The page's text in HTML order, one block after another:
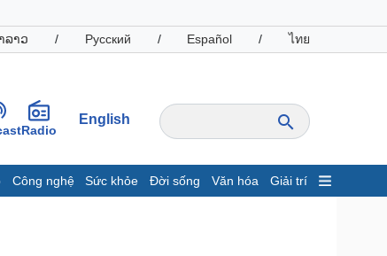
ລາວ / Русский / Español / ไทย
Radio
English
Công nghệ Sức khỏe Đời sống Văn hóa Giải trí